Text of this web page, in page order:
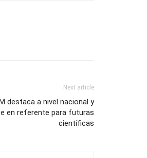
Next article
destaca a nivel nacional y
en referente para futuras
científicas